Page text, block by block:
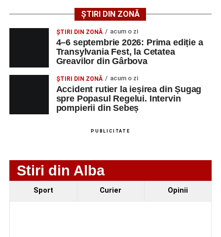
strada Dorobanți din Sebeș
Accident pe strada Dorobanți din Sebeș: fermeie
de 66 de ani rănită grav, după ce a fost lovită de o
motocicletă
4–6 septembrie 2026: Prima ediție a Transylvania
Fest, la Cetatea Greavilor din Gârbova
ȘTIRI DIN ZONĂ
ȘTIRI DIN ZONĂ acum o zi
4–6 septembrie 2026: Prima ediție a
Transylvania Fest, la Cetatea
Greavilor din Gârbova
ȘTIRI DIN ZONĂ acum o zi
Accident rutier la ieșirea din Șugag
spre Popasul Regelui. Intervin
pompierii din Sebeș
PUBLICITATE
Stiri din Alba
Sport Curier Opinii